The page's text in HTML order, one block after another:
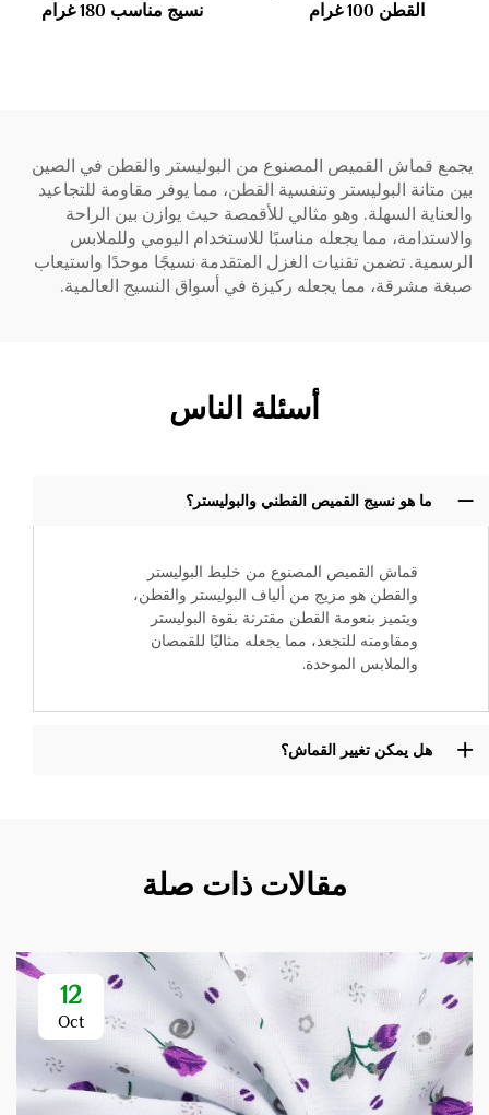
القطن 100 غرام
نسيج مناسب 180 غرام
يجمع قماش القميص المصنوع من البوليستر والقطن في الصين
بين متانة البوليستر وتنفسية القطن، مما يوفر مقاومة للتجاعيد
والعناية السهلة. وهو مثالي للأقمصة حيث يوازن بين الراحة
والاستدامة، مما يجعله مناسبًا للاستخدام اليومي وللملابس
الرسمية. تضمن تقنيات الغزل المتقدمة نسيجًا موحدًا واستيعاب
صبغة مشرقة، مما يجعله ركيزة في أسواق النسيج العالمية.
أسئلة الناس
ما هو نسيج القميص القطني والبوليستر؟
قماش القميص المصنوع من خليط البوليستر
والقطن هو مزيج من ألياف البوليستر والقطن،
ويتميز بنعومة القطن مقترنة بقوة البوليستر
ومقاومته للتجعد، مما يجعله مثاليًا للقمصان
والملابس الموحدة.
هل يمكن تغيير القماش؟
مقالات ذات صلة
12
Oct